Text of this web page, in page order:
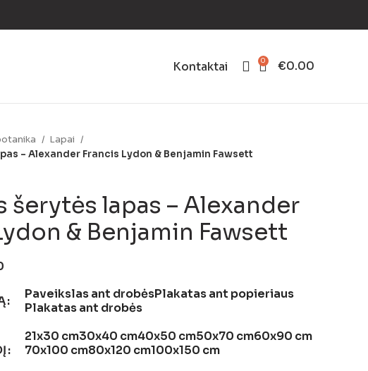
Kontaktai 0 €0.00
Lapai
– Alexander Francis Lydon & Benjamin Fawsett
šerytės lapas – Alexander
& Benjamin Fawsett
Paveikslas ant drobėsPlakatas ant popieriaus
Plakatas ant drobės
21x30 cm30x40 cm40x50 cm50x70 cm60x90 cm
70x100 cm80x120 cm100x150 cm